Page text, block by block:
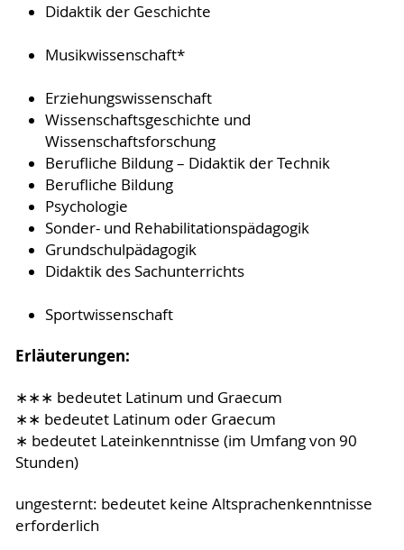
Didaktik der Geschichte
Musikwissenschaft*
Erziehungswissenschaft
Wissenschaftsgeschichte und
Wissenschaftsforschung
Berufliche Bildung – Didaktik der Technik
Berufliche Bildung
Psychologie
Sonder- und Rehabilitationspädagogik
Grundschulpädagogik
Didaktik des Sachunterrichts
Sportwissenschaft
Erläuterungen:
∗∗∗ bedeutet Latinum und Graecum
∗∗ bedeutet Latinum oder Graecum
∗ bedeutet Lateinkenntnisse (im Umfang von 90
Stunden)
ungesternt: bedeutet keine Altsprachenkenntnisse
erforderlich